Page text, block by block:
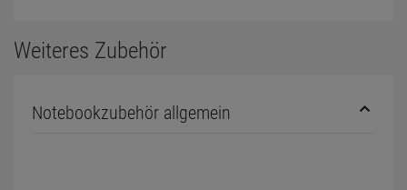
Weiteres Zubehör
Notebookzubehör allgemein